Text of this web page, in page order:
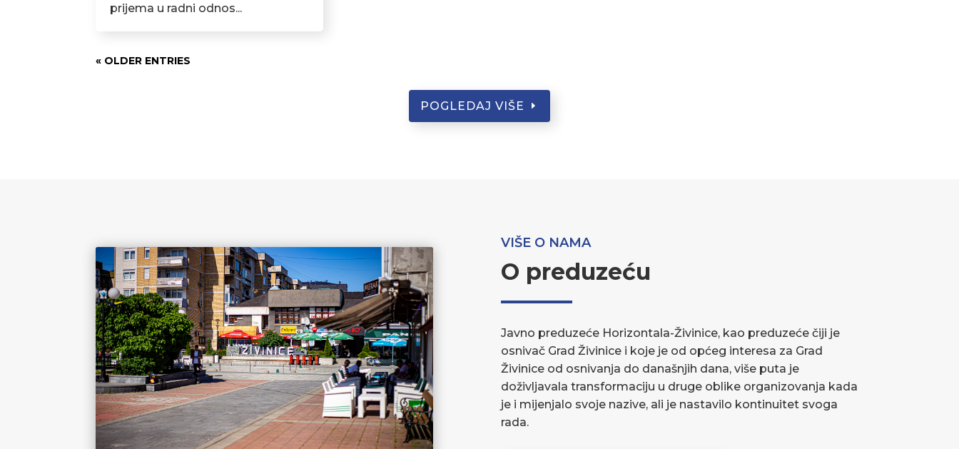
prijema u radni odnos...
« OLDER ENTRIES
POGLEDAJ VIŠE
VIŠE O NAMA
O preduzeću
Javno preduzeće Horizontala-Živinice, kao preduzeće čiji je
osnivač Grad Živinice i koje je od općeg interesa za Grad
Živinice od osnivanja do današnjih dana, više puta je
doživljavala transformaciju u druge oblike organizovanja kada
je i mijenjalo svoje nazive, ali je nastavilo kontinuitet svoga
rada.